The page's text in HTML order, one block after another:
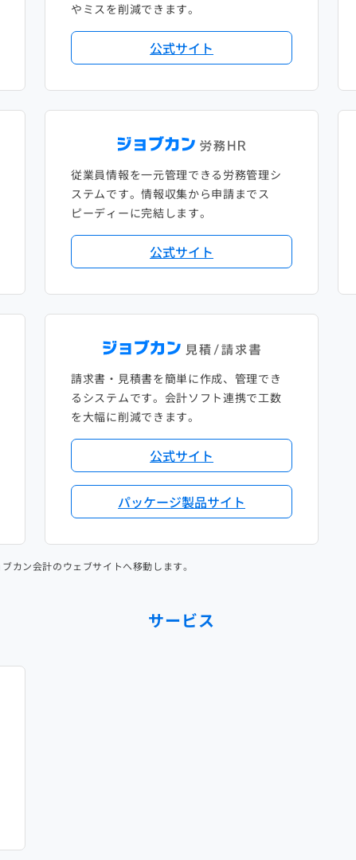
やミスを削減できます。
公式サイト
従業員情報を一元管理できる労務管理シ
ステムです。情報収集から申請までス
ピーディーに完結します。
公式サイト
請求書・見積書を簡単に作成、管理でき
るシステムです。会計ソフト連携で工数
を大幅に削減できます。
公式サイト
パッケージ製品サイト
カン会計のウェブサイトへ移動します。
サービス